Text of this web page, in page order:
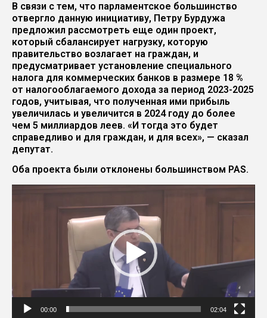
В связи с тем, что парламентское большинство
отвергло данную инициативу, Петру Бурдужа
предложил рассмотреть еще один проект,
который сбалансирует нагрузку, которую
правительство возлагает на граждан, и
предусматривает установление специального
налога для коммерческих банков в размере 18 %
от налогооблагаемого дохода за период 2023-2025
годов, учитывая, что полученная ими прибыль
увеличилась и увеличится в 2024 году до более
чем 5 миллиардов леев. «И тогда это будет
справедливо и для граждан, и для всех», — сказал
депутат.
Оба проекта были отклонены большинством PAS.
00:00 02:04